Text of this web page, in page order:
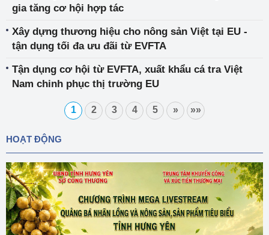
gia tăng cơ hội hợp tác
Xây dựng thương hiệu cho nông sản Việt tại EU -
tận dụng tối đa ưu đãi từ EVFTA
Tận dụng cơ hội từ EVFTA, xuất khẩu cá tra Việt
Nam chinh phục thị trường EU
1 2 3 4 5 » »»
HOẠT ĐỘNG